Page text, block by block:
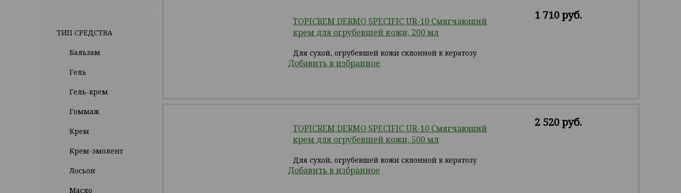
ТИП СРЕДСТВА
Бальзам
Гель
Гель-крем
Гоммаж
Крем
Крем-эмолент
Лосьон
Масло
TOPICREM DERMO SPECIFIC UR-10 Смягчающий
крем для огрубевшей кожи, 200 мл
Для сухой, огрубевшей кожи склонной к кератозу
Добавить в избранное
1 710 руб.
TOPICREM DERMO SPECIFIC UR-10 Смягчающий
крем для огрубевшей кожи, 500 мл
Для сухой, огрубевшей кожи склонной к кератозу
Добавить в избранное
2 520 руб.